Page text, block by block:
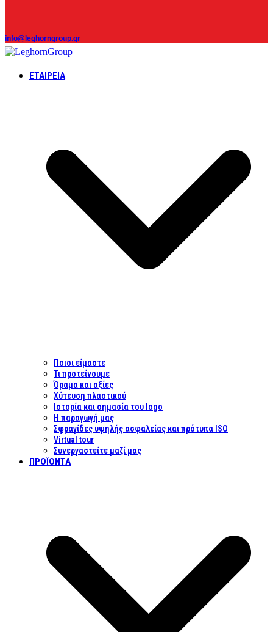
info@leghorngroup.gr
ΕΤΑΙΡΕΊΑ
Ποιοι είμαστε
Τι προτείνουμε
Όραμα και αξίες
Χύτευση πλαστικού
Ιστορία και σημασία του logo
Η παραγωγή μας
Σφραγίδες υψηλής ασφαλείας και πρότυπα ISO
Virtual tour
Συνεργαστείτε μαζί μας
ΠΡΟΪΌΝΤΑ